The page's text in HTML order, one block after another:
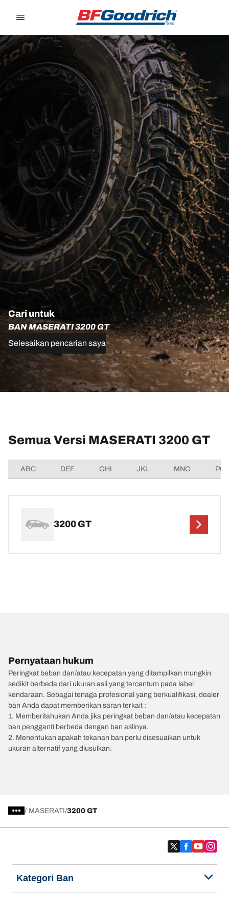
Cari untuk
BAN MASERATI 3200 GT
Selesaikan pencarian saya
Semua Versi MASERATI 3200 GT
ABC DEF GHI JKL MNO
3200 GT
Pernyataan hukum
Peringkat beban dan/atau kecepatan yang ditampilkan mungkin
sedikit berbeda dari ukuran asli yang tercantum pada label
kendaraan. Sebagai tenaga profesional yang berkualifikasi, dealer
ban Anda dapat memberikan saran terkait :
1. Memberitahukan Anda jika peringkat beban dan/atau kecepatan
ban pengganti berbeda dengan ban aslinya.
2. Menentukan apakah tekanan ban perlu disesuaikan untuk
ukuran alternatif yang diusulkan.
/ MASERATI 3200 GT
Kategori Ban